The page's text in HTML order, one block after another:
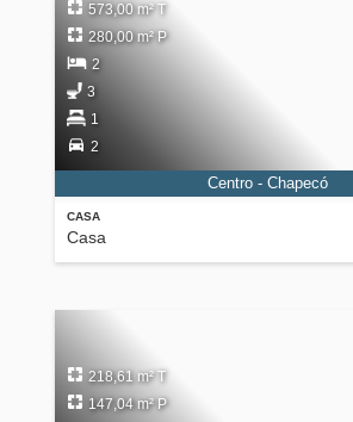
CASA
Casa
573,00 m² T
280,00 m² P
2
3
1
2
Centro - Chapecó
218,61 m² T
147,04 m² P